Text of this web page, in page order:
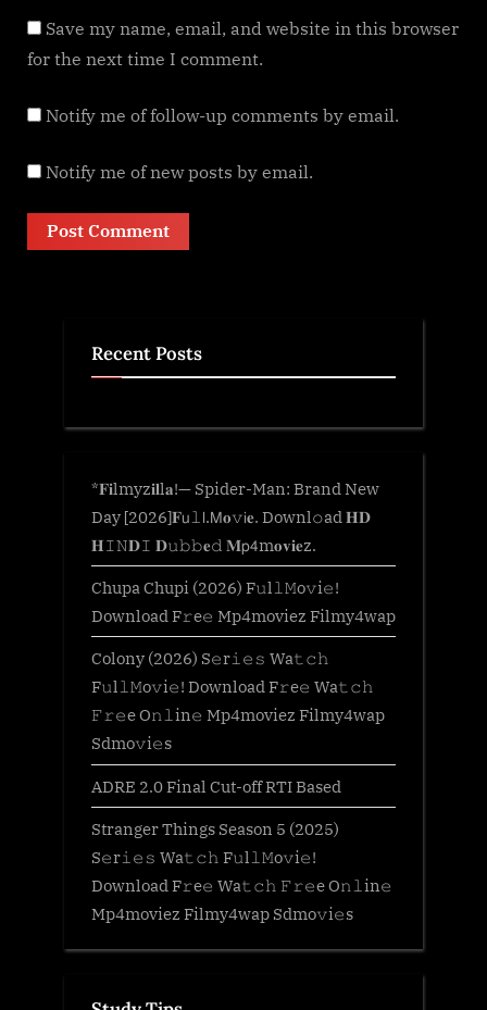
Save my name, email, and website in this browser
for the next time I comment.
Notify me of follow-up comments by email.
Notify me of new posts by email.
Recent Posts
*𝐅𝐢lmyz𝐢𝐥l𝐚!— Spider-Man: Brand New
Day [2026]𝐅𝗎𝚕𝗅.𝖬𝐨𝚟𝗂𝐞. Downl𝚘ad 𝐇𝐃
𝐇𝙸𝙽𝐃𝙸 𝐃𝚞𝚋𝚋𝐞𝚍 𝐌𝗉𝟦m𝐨𝐯𝐢𝐞z.
Chupa Chupi (2026) F𝚞l𝚕𝙼o𝚟i𝚎!
Download F𝚛e𝚎 Mp4moviez Filmy4wap
Colony (2026) S𝚎r𝚒𝚎𝚜 Wa𝚝𝚌𝚑
F𝚞l𝚕𝙼o𝚟i𝚎! Download F𝚛e𝚎 Wa𝚝𝚌𝚑
𝙵𝚛𝚎e O𝚗𝚕in𝚎 Mp4moviez Filmy4wap
Sdmo𝚟i𝚎s
ADRE 2.0 Final Cut-off RTI Based
Stranger Things Season 5 (2025)
S𝚎r𝚒𝚎𝚜 Wa𝚝𝚌𝚑 F𝚞l𝚕𝙼o𝚟i𝚎!
Download F𝚛e𝚎 Wa𝚝𝚌𝚑 𝙵𝚛𝚎e O𝚗𝚕in𝚎
Mp4moviez Filmy4wap Sdmo𝚟i𝚎s